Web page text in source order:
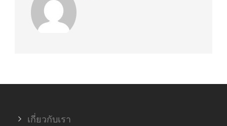
เกี่ยวกับเรา